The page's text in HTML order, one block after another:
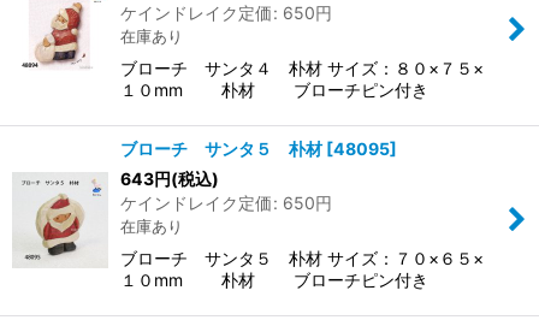
ケインドレイク定価: 650円
在庫あり
ブローチ サンタ４ 朴材 サイズ：８０×７５×
１０mm 朴材 ブローチピン付き
ブローチ サンタ５ 朴材 [48095]
643円(税込)
ケインドレイク定価: 650円
在庫あり
ブローチ サンタ５ 朴材 サイズ：７０×６５×
１０mm 朴材 ブローチピン付き